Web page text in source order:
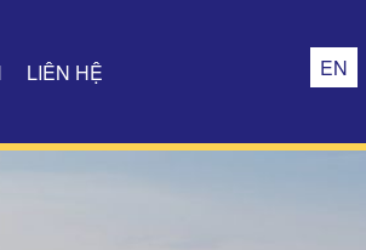
LIÊN HỆ EN